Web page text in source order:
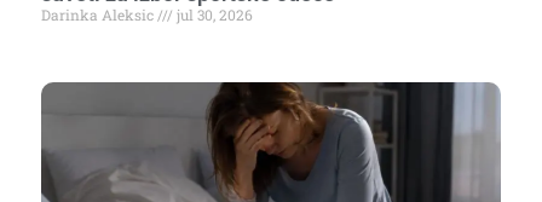
Darinka Aleksic jul 30, 2026